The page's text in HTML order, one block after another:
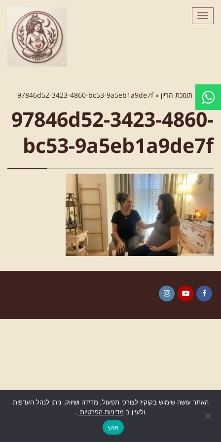
לתוכן
תפריט
ראשי » תומכת הריון »
97846d52-3423-4860-bc53-9a5eb1a9de7f
97846d52-3423-4860-
bc53-9a5eb1a9de7f
גלילה
האתר עושה שימוש בקוקיז לצורכי תפעול, מדידה ושיווק. ניתן לנהל העדפות
ולעיין ב מדיניות הפרטיות .
אוקי